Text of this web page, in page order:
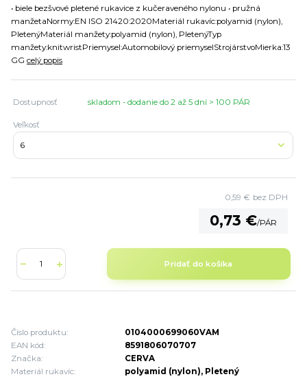
• biele bezšvové pletené rukavice z kučeraveného nylonu • pružná
manžetaNormy:EN ISO 21420:2020Materiál rukavíc:polyamid (nylon),
PletenýMateriál manžety:polyamid (nylon), PletenýTyp
manžety:knitwristPriemysel:Automobilový priemyselStrojárstvoMierka:13
GG celý popis
Dostupnosť skladom - dodanie do 2 až 5 dní > 100 PÁR
Veľkosť
0,73 €/PÁR
0,59 € bez DPH
Pridať do košíka
Číslo produktu:
0104000699060VAM
EAN kód:
8591806070707
Značka:
CERVA
Materiál rukavíc:
polyamid (nylon), Pletený